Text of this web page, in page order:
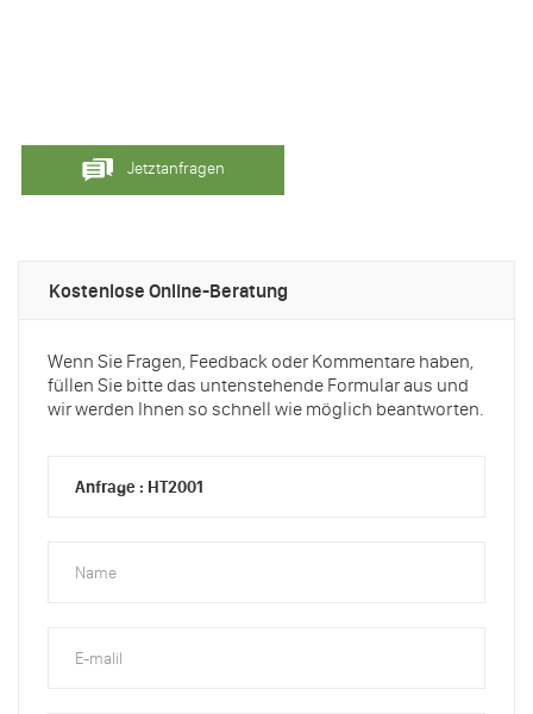
Jetztanfragen
Kostenlose Online-Beratung
Wenn Sie Fragen, Feedback oder Kommentare haben,
füllen Sie bitte das untenstehende Formular aus und
wir werden Ihnen so schnell wie möglich beantworten.